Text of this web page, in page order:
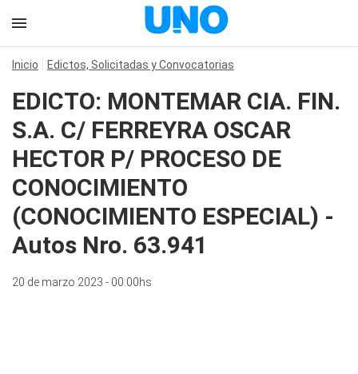
Inicio Edictos, Solicitadas y Convocatorias
EDICTO: MONTEMAR CIA. FIN.
S.A. C/ FERREYRA OSCAR
HECTOR P/ PROCESO DE
CONOCIMIENTO
(CONOCIMIENTO ESPECIAL) -
Autos Nro. 63.941
20 de marzo 2023 - 00:00hs